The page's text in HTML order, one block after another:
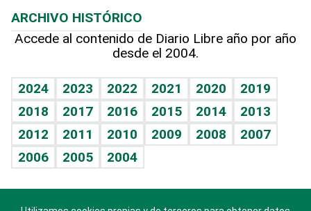
Hablando con el pediatra
Vida y familia
Eñe
Celebrando la vida
Sin complejos
En pocas palabras
Línea de hit
TBT Deportivo
Hecho en casa
Guía del dinero
Cumpleaños
Horóscopos
Crucigramas
ARCHIVO HISTÓRICO
Accede al contenido de Diario Libre año por año
desde el 2004.
2024 2023 2022 2021 2020
2019
2018
2017 2016 2015 2014
2013
2012
2011 2010 2009 2008
2007
2006
2005 2004